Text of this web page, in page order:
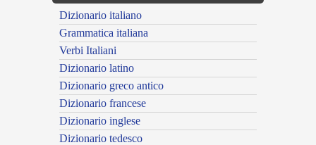
Dizionario italiano
Grammatica italiana
Verbi Italiani
Dizionario latino
Dizionario greco antico
Dizionario francese
Dizionario inglese
Dizionario tedesco